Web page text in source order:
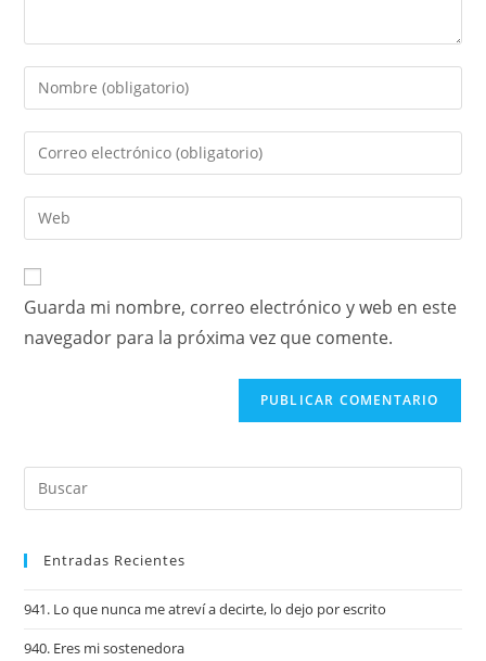
Guarda mi nombre, correo electrónico y web en este
navegador para la próxima vez que comente.
Entradas Recientes
941. Lo que nunca me atreví a decirte, lo dejo por escrito
940. Eres mi sostenedora